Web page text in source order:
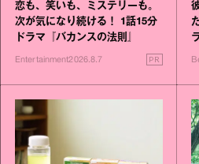
恋も、笑いも、ミステリーも。
次が気になり続ける！ 1話15分
ドラマ『バカンスの法則』
Entertainment2026.8.7 PR